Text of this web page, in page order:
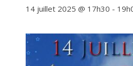
14 juillet 2025 @ 17h30 -